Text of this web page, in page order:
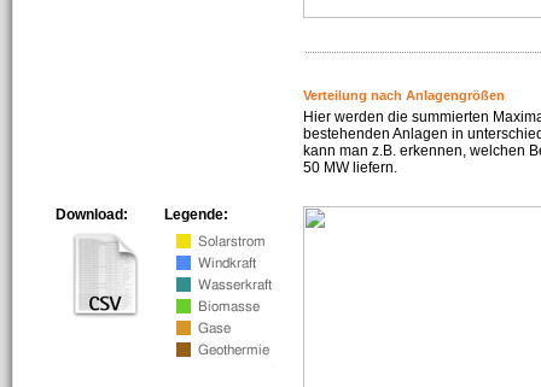
Verteilung nach Anlagengrößen
Hier werden die summierten
bestehenden Anlagen in
kann man z.B. erkennen, welchen
50 MW liefern.
Legende:
Download: